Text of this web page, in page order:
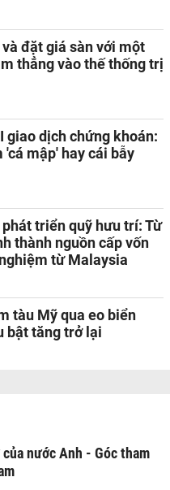
và đặt giá sàn với một
thẳng vào thế thống trị
giao dịch chứng khoán:
'cá mập' hay cái bẫy
triển quỹ hưu trí: Từ
thành nguồn cấp vốn
từ Malaysia
tàu Mỹ qua eo biển
bật tăng trở lại
nước Anh - Góc tham